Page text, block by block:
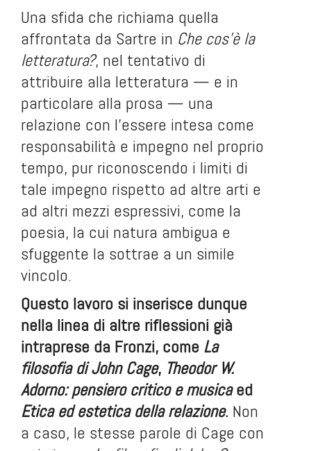
Una sfida che richiama quella
affrontata da Sartre in Che cos’è la
letteratura?, nel tentativo di
attribuire alla letteratura — e in
particolare alla prosa — una
relazione con l’essere intesa come
responsabilità e impegno nel proprio
tempo, pur riconoscendo i limiti di
tale impegno rispetto ad altre arti e
ad altri mezzi espressivi, come la
poesia, la cui natura ambigua e
sfuggente la sottrae a un simile
vincolo.
Questo lavoro si inserisce dunque
nella linea di altre riflessioni già
intraprese da Fronzi, come La
filosofia di John Cage, Theodor W.
Adorno: pensiero critico e musicaed
Etica ed estetica della relazione. Non
a caso, le stesse parole di Cage con